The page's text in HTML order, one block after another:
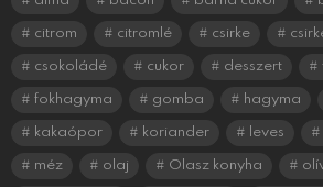
citrom citromlé csirke
csokoládé cukor desszert
fokhagyma gomba hagyma
kakaópor koriander leves
méz olaj Olasz konyha